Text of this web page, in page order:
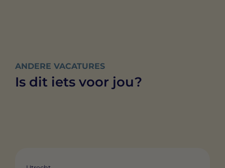
ANDERE VACATURES
Is dit iets voor jou?